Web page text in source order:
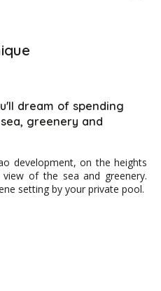
dream of spending
greenery and
development, on the heights
of the sea and greenery.
setting by your private pool.